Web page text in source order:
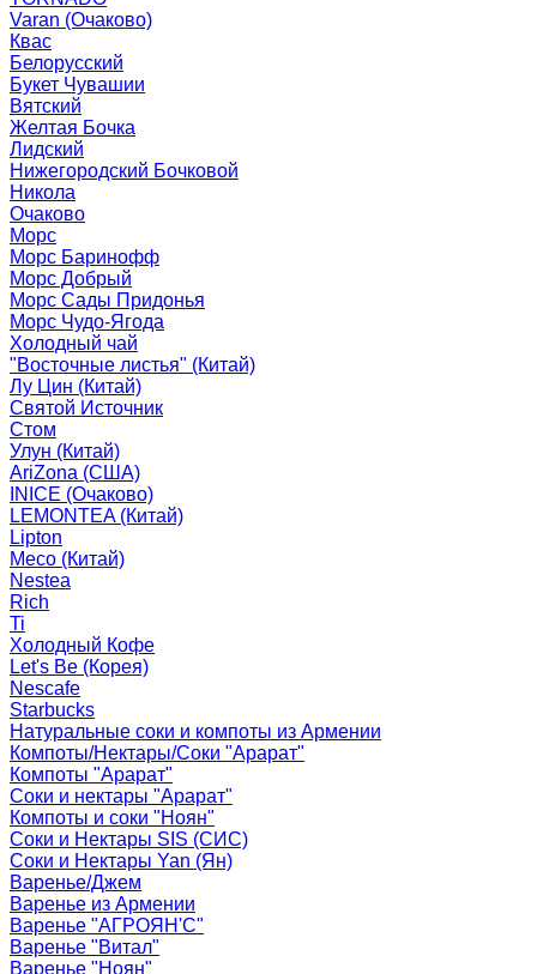
Varan (Очаково)
Квас
Белорусский
Букет Чувашии
Вятский
Желтая Бочка
Лидский
Нижегородский Бочковой
Никола
Очаково
Морс
Морс Баринофф
Морс Добрый
Морс Сады Придонья
Морс Чудо-Ягода
Холодный чай
"Восточные листья" (Китай)
Лу Цин (Китай)
Святой Источник
Стом
Улун (Китай)
AriZona (США)
INICE (Очаково)
LEMONTEA (Китай)
Lipton
Meco (Китай)
Nestea
Rich
Ti
Холодный Кофе
Let's Be (Корея)
Nescafe
Starbucks
Натуральные соки и компоты из Армении
Компоты/Нектары/Соки "Арарат"
Компоты "Арарат"
Соки и нектары "Арарат"
Компоты и соки "Ноян"
Соки и Нектары SIS (СИС)
Соки и Нектары Yan (Ян)
Варенье/Джем
Варенье из Армении
Варенье "АГРОЯН'С"
Варенье "Витал"
Варенье "Ноян"